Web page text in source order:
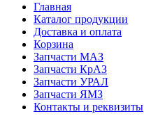
Главная
Каталог продукции
Доставка и оплата
Корзина
Запчасти МАЗ
Запчасти КрАЗ
Запчасти УРАЛ
Запчасти ЯМЗ
Контакты и реквизиты